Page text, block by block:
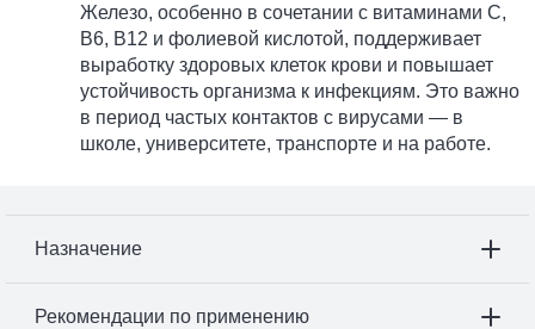
Железо, особенно в сочетании с витаминами C,
B6, B12 и фолиевой кислотой, поддерживает
выработку здоровых клеток крови и повышает
устойчивость организма к инфекциям. Это важно
в период частых контактов с вирусами — в
школе, университете, транспорте и на работе.
Назначение
Рекомендации по применению